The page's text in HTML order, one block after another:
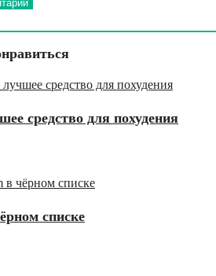
средство для похудения
списке